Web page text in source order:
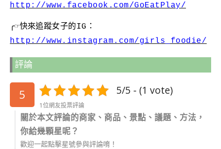
http://www.facebook.com/GoEatPlay/
╭☞快來追蹤女子的IG：
http://www.instagram.com/girls_foodie/
評論
5 5/5 - (1 vote)
1位網友投票評論
關於本文評論的商家、商品、景點、議題、方法，
你給幾顆星呢？
歡迎一起點擊星號參與評論唷！